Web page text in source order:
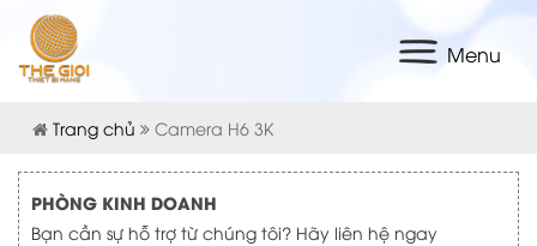
Menu
Trang chủ Camera H6 3K
PHÒNG KINH DOANH
Bạn cần sự hỗ trợ từ chúng tôi? Hãy liên hệ ngay